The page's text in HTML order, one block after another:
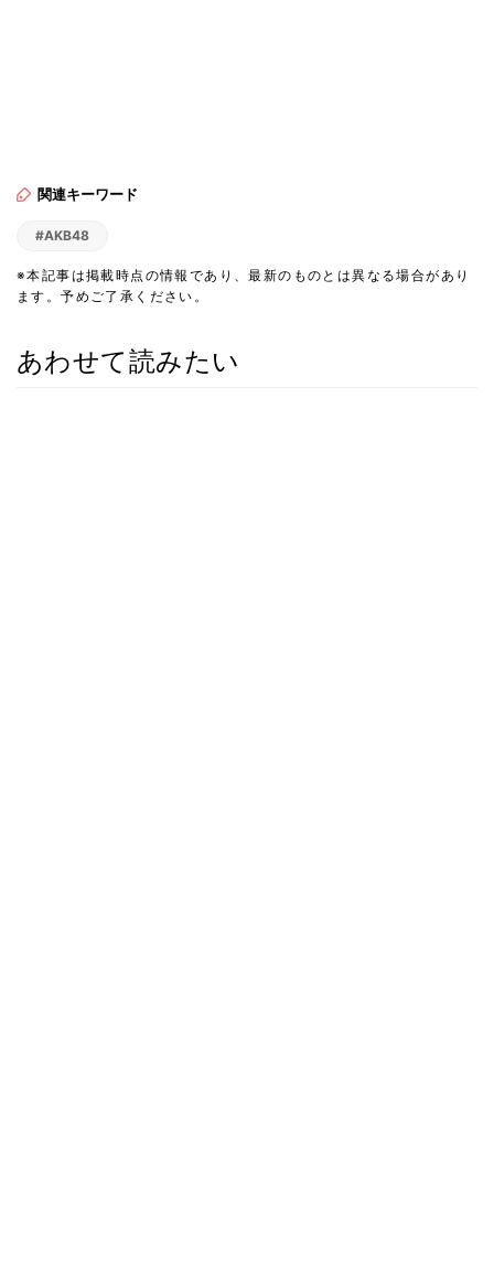
関連キーワード
#AKB48
※本記事は掲載時点の情報であり、最新のものとは異なる場合があり
ます。予めご了承ください。
あわせて読みたい